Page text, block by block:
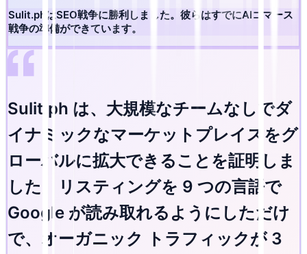
Sulit.phはSEO戦争に勝利しました。彼らはすでにAIコマース
戦争の準備ができています。
Sulit.ph は、大規模なチームなしでダ
イナミックなマーケットプレイスをグ
ローバルに拡大できることを証明しま
した。リスティングを 9 つの言語で
Google が読み取れるようにしただけ
で、オーガニック トラフィックが 3